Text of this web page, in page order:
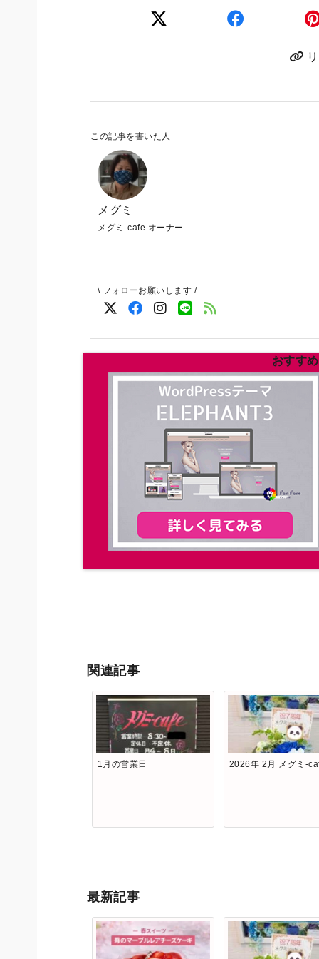
この記事を書いた人
メグミ
メグミ-cafe オーナー
\ フォローお願いします /
おすす
関連記事
1月の営業日 2026年 2月 メグミ-
最新記事